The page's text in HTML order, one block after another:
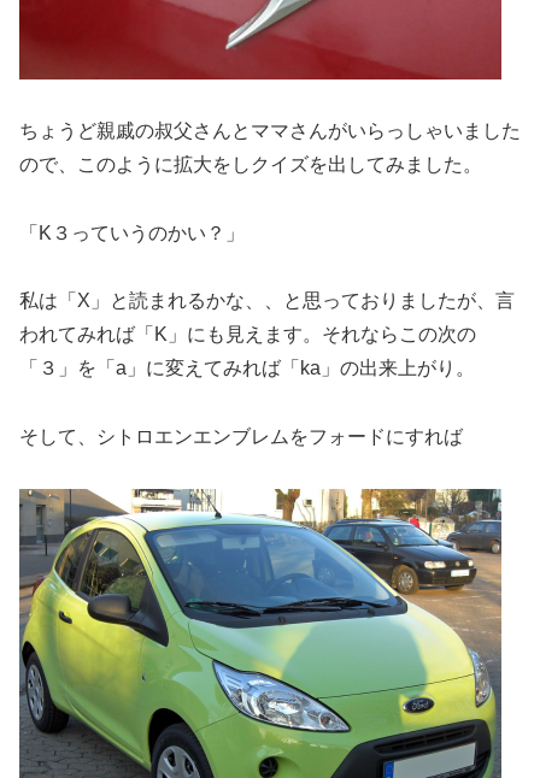
ちょうど親戚の叔父さんとママさんがいらっしゃいました
ので、このように拡大をしクイズを出してみました。
「K３っていうのかい？」
私は「X」と読まれるかな、、と思っておりましたが、言
われてみれば「K」にも見えます。それならこの次の
「３」を「a」に変えてみれば「ka」の出来上がり。
そして、シトロエンエンブレムをフォードにすれば